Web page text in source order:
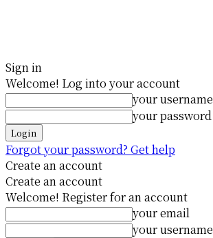
Sign in
Welcome! Log into your account
your username
your password
Forgot your password? Get help
Create an account
Create an account
Welcome! Register for an account
your email
your username